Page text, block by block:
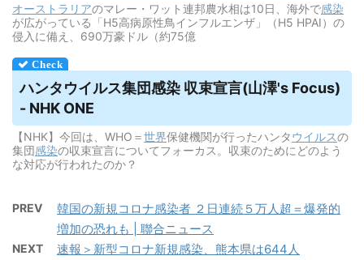
オーストラリアのマレー・ワット連邦農水相は10日、海外で感染
が広がっている「H5高病原性鳥インフルエンザ」（H5 HPAI）の
侵入に備え、690万豪ドル（約75億
ハンタウイルス集団感染 収束宣言(山澤's Focus)
- NHK ONE
【NHK】今回は、WHO＝世界保健機関が行ったハンタウイルスの
集団感染の収束宣言についてフォーカス。収束のためにどのよう
な対応が行われたのか？
PREV
韓国の新規コロナ感染者 ２日連続５万人超＝爆発的
増加の恐れも | 聯合ニュース
NEXT 速報＞新型コロナ新規感染、熊本県は644人